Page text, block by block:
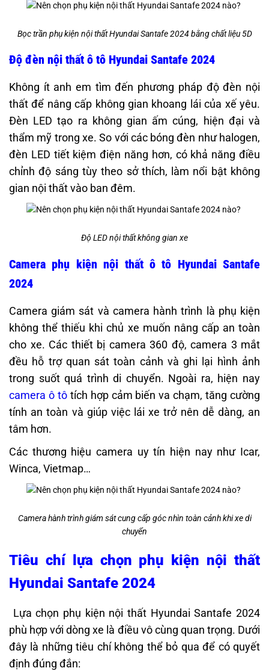
Bọc trần phụ kiện nội thất Hyundai Santafe 2024 bằng chất liệu 5D
Độ đèn nội thất ô tô Hyundai Santafe 2024
Không ít anh em tìm đến phương pháp độ đèn nội
thất để nâng cấp không gian khoang lái của xế yêu.
Đèn LED tạo ra không gian ấm cúng, hiện đại và
thẩm mỹ trong xe. So với các bóng đèn như halogen,
đèn LED tiết kiệm điện năng hơn, có khả năng điều
chỉnh độ sáng tùy theo sở thích, làm nổi bật không
gian nội thất vào ban đêm.
Độ LED nội thất không gian xe
Camera phụ kiện nội thất ô tô Hyundai Santafe
2024
Camera giám sát và camera hành trình là phụ kiện
không thể thiếu khi chủ xe muốn nâng cấp an toàn
cho xe. Các thiết bị camera 360 độ, camera 3 mắt
đều hỗ trợ quan sát toàn cảnh và ghi lại hình ảnh
trong suốt quá trình di chuyển. Ngoài ra, hiện nay
camera ô tôtích hợp cảm biến va chạm, tăng cường
tính an toàn và giúp việc lái xe trở nên dễ dàng, an
tâm hơn.
Các thương hiệu camera uy tín hiện nay như Icar,
Winca, Vietmap…
Camera hành trình giám sát cung cấp góc nhìn toàn cảnh khi xe di
chuyển
Tiêu chí lựa chọn phụ kiện nội thất
Hyundai Santafe 2024
Lựa chọn phụ kiện nội thất Hyundai Santafe 2024
phù hợp với dòng xe là điều vô cùng quan trọng. Dưới
đây là những tiêu chí không thể bỏ qua để có quyết
định đúng đắn: